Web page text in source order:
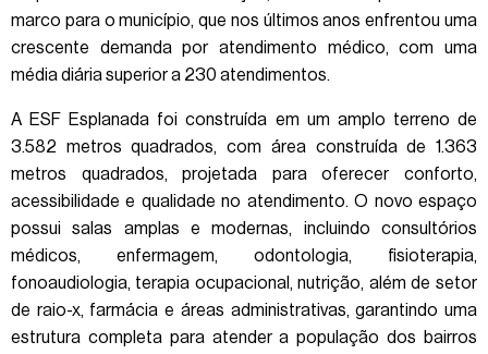
marco para o município, que nos últimos anos enfrentou uma
crescente demanda por atendimento médico, com uma
média diária superior a 230 atendimentos.
A ESF Esplanada foi construída em um amplo terreno de
3.582 metros quadrados, com área construída de 1.363
metros quadrados, projetada para oferecer conforto,
acessibilidade e qualidade no atendimento. O novo espaço
possui salas amplas e modernas, incluindo consultórios
médicos, enfermagem, odontologia, fisioterapia,
fonoaudiologia, terapia ocupacional, nutrição, além de setor
de raio-x, farmácia e áreas administrativas, garantindo uma
estrutura completa para atender a população dos bairros